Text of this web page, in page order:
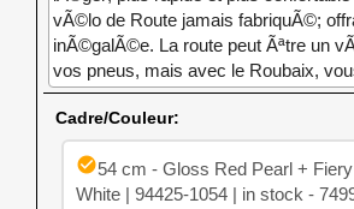
vÃ©lo de Route jamais fabriquÃ©;
inÃ©galÃ©e. La route peut Ãªtre un
vos pneus, mais avec le Roubaix,
Cadre/Couleur:
check_circle54 cm - Gloss Red Pearl +
White | 94425-1054 | in stock -